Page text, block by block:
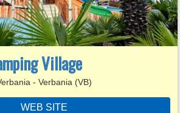
Village
- Verbania (VB)
WEB SITE